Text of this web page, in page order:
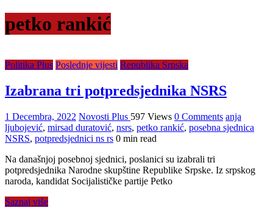
petko rankić
Politika Plus Poslednje vijesti Republika Srpska
Izabrana tri potpredsjednika NSRS
1 Decembra, 2022 Novosti Plus 597 Views 0 Comments anja
ljubojević, mirsad duratović, nsrs, petko rankić, posebna sjednica
NSRS, potpredsjednici ns rs 0 min read
Na današnjoj posebnoj sjednici, poslanici su izabrali tri
potpredsjednika Narodne skupštine Republike Srpske. Iz srpskog
naroda, kandidat Socijalističke partije Petko
Saznaj više